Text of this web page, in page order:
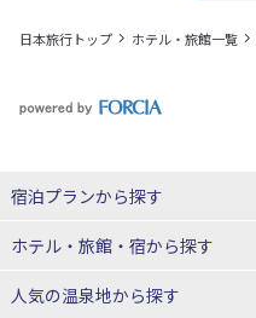
日本旅行トップ ホテル・旅館一覧
宿泊プランから探す
北海道
東北
ホテル・旅館・宿から探す
北海道ホテル・旅館
人気の温泉地から探す